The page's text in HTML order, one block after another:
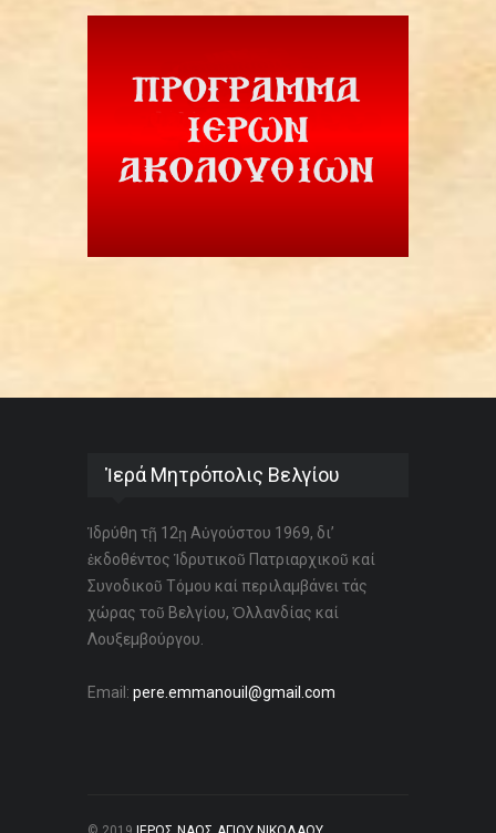
Ἱερά Μητρόπολις Βελγίου
Ἱδρύθη τῇ 12ῃ Αὐγούστου 1969, δι’
ἐκδοθέντος Ἱδρυτικοῦ Πατριαρχικοῦ καί
Συνοδικοῦ Τόμου καί περιλαμβάνει τάς
χώρας τοῦ Βελγίου, Ὁλλανδίας καί
Λουξεμβούργου.
Email: pere.emmanouil@gmail.com